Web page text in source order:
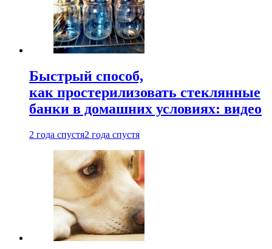
Быстрый способ,
как простерилизовать стеклянные
банки в домашних условиях: видео
2 года спустя2 года спустя